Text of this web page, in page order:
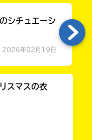
シチュエーシ
2026年02月19日
スマスの衣